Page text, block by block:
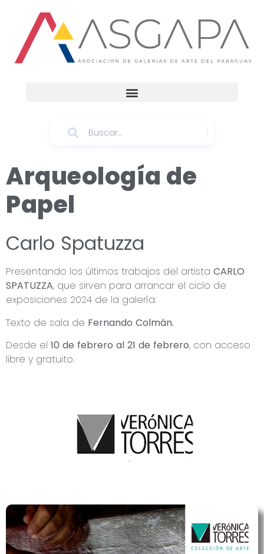
Arqueología de
Papel
Carlo Spatuzza
Presentando los últimos trabajos del artista CARLO
SPATUZZA, que sirven para arrancar el ciclo de
exposiciones 2024 de la galería.
Texto de sala de Fernando Colmán.
Desde el 10 de febrero al 21 de febrero, con acceso
libre y gratuito.